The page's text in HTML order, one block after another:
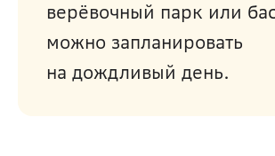
верёвочный парк или
можно запланировать
на дождливый день.